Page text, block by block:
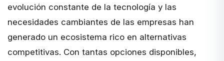
evolución constante de la tecnología y las
necesidades cambiantes de las empresas han
generado un ecosistema rico en alternativas
competitivas. Con tantas opciones disponibles,